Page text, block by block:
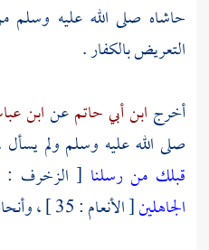
حاشاه صلى الله عليه وسلم
التعريض بالكفار .
أخرج ابن أبي حاتمعنابن
صلى الله عليه وسلم ولم يسأل
قبلك من رسلنا [ الزخرف : 45 ] الآية .
الجاهلين[ الأنعام : 35 ] ، وأنحاء ذلك .